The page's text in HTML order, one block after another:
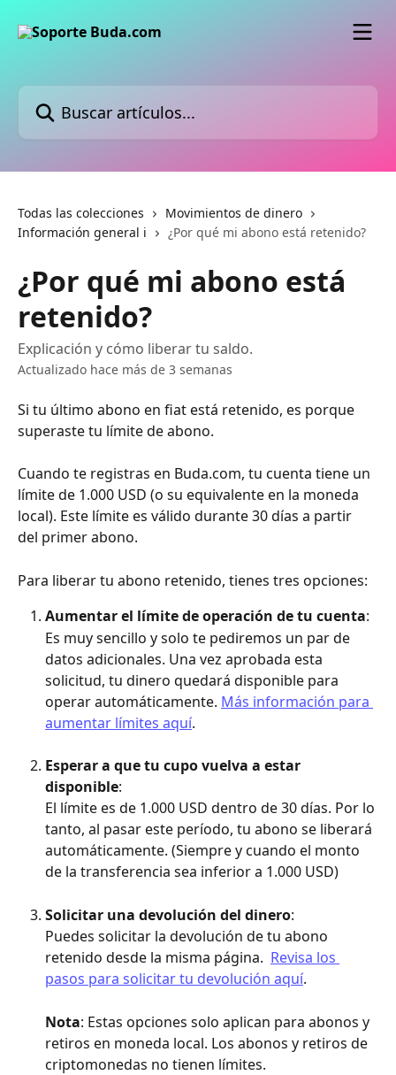
Buscar artículos...
Todas las colecciones
Movimientos de dinero
Información general ℹ️
¿Por qué mi abono está retenido?
¿Por qué mi abono está
retenido?
Explicación y cómo liberar tu saldo.
Actualizado hace más de 3 semanas
Si tu último abono en fiat está retenido, es porque
superaste tu límite de abono.
Cuando te registras en Buda.com, tu cuenta tiene un
límite de 1.000 USD (o su equivalente en la moneda
local). Este límite es válido durante 30 días a partir
del primer abono.
Para liberar tu abono retenido, tienes tres opciones:
Aumentar el límite de operación de tu cuenta:
Es muy sencillo y solo te pediremos un par de
datos adicionales. Una vez aprobada esta
solicitud, tu dinero quedará disponible para
operar automáticamente. Más información para
aumentar límites aquí.
Esperar a que tu cupo vuelva a estar
disponible:
El límite es de 1.000 USD dentro de 30 días. Por lo
tanto, al pasar este período, tu abono se liberará
automáticamente. (Siempre y cuando el monto
de la transferencia sea inferior a 1.000 USD)
Solicitar una devolución del dinero:
Puedes solicitar la devolución de tu abono
retenido desde la misma página. Revisa los
pasos para solicitar tu devolución aquí.
Nota: Estas opciones solo aplican para abonos y
retiros en moneda local. Los abonos y retiros de
criptomonedas no tienen límites.